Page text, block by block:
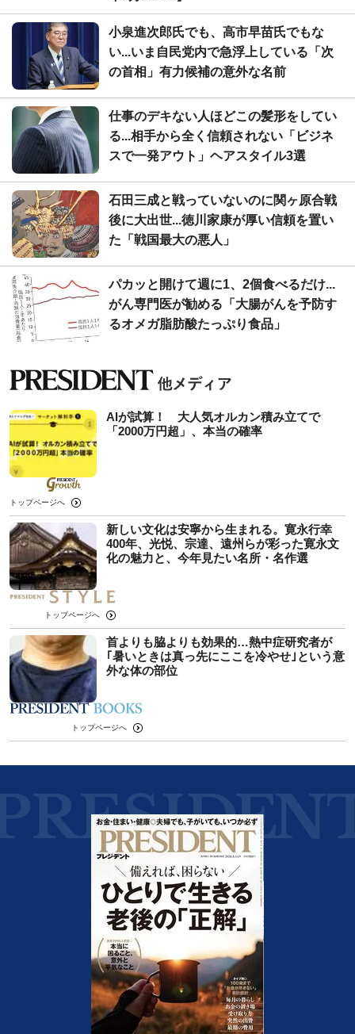
小泉進次郎氏でも、高市早苗氏でもな
い...いま自民党内で急浮上している「次
の首相」有力候補の意外な名前
仕事のデキない人ほどこの髪形をしてい
る...相手から全く信頼されない「ビジネ
スで一発アウト」ヘアスタイル3選
石田三成と戦っていないのに関ヶ原合戦
後に大出世...徳川家康が厚い信頼を置い
た「戦国最大の悪人」
パカッと開けて週に1、2個食べるだけ...
がん専門医が勧める「大腸がんを予防す
るオメガ脂肪酸たっぷり食品」
AIが試算！ 大人気オルカン積み立てで
「2000万円超」、本当の確率
トップページへ
新しい文化は安寧から生まれる。寛永行幸
400年、光悦、宗達、遠州らが彩った寛永文
化の魅力と、今年見たい名所・名作選
トップページへ
首よりも脇よりも効果的…熱中症研究者が
｢暑いときは真っ先にここを冷やせ｣という意
外な体の部位
トップページへ